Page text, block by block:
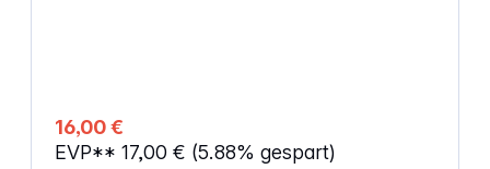
16,00 €
EVP** 17,00 € (5.88% gespart)